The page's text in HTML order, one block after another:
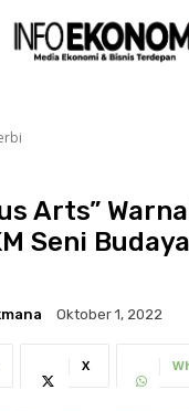
Arts”
Seni
Oktober 1, 2022
X